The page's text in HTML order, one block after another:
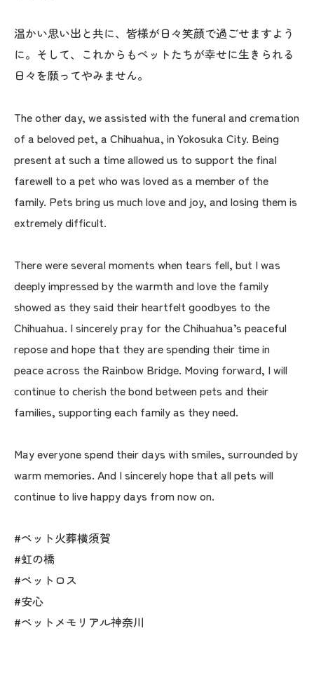
温かい思い出と共に、皆様が日々笑顔で過ごせますよう
に。そして、これからもペットたちが幸せに生きられる
日々を願ってやみません。
The other day, we assisted with the funeral and cremation
of a beloved pet, a Chihuahua, in Yokosuka City. Being
present at such a time allowed us to support the final
farewell to a pet who was loved as a member of the
family. Pets bring us much love and joy, and losing them is
extremely difficult.
There were several moments when tears fell, but I was
deeply impressed by the warmth and love the family
showed as they said their heartfelt goodbyes to the
Chihuahua. I sincerely pray for the Chihuahua’s peaceful
repose and hope that they are spending their time in
peace across the Rainbow Bridge. Moving forward, I will
continue to cherish the bond between pets and their
families, supporting each family as they need.
May everyone spend their days with smiles, surrounded by
warm memories. And I sincerely hope that all pets will
continue to live happy days from now on.
#ペット火葬横須賀
#虹の橋
#ペットロス
#安心
#ペットメモリアル神奈川